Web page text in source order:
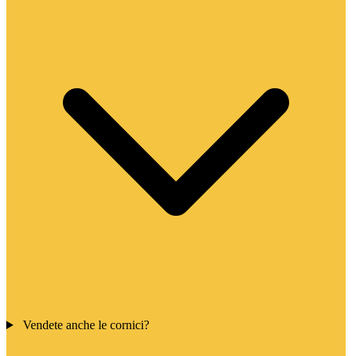
Vendete anche le cornici?